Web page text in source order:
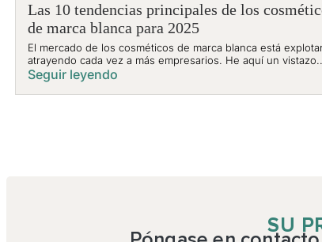
Las 10 tendencias principales de los
de marca blanca para 2025
El mercado de los cosméticos de marca blanca está
atrayendo cada vez a más empresarios. He aquí un
Seguir leyendo
SU